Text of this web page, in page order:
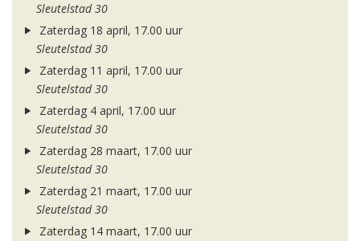
Sleutelstad 30
Zaterdag 18 april, 17.00 uur
Sleutelstad 30
Zaterdag 11 april, 17.00 uur
Sleutelstad 30
Zaterdag 4 april, 17.00 uur
Sleutelstad 30
Zaterdag 28 maart, 17.00 uur
Sleutelstad 30
Zaterdag 21 maart, 17.00 uur
Sleutelstad 30
Zaterdag 14 maart, 17.00 uur